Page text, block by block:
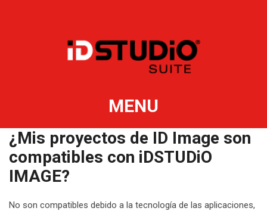
MENU
¿Mis proyectos de ID Image son
compatibles con iDSTUDiO
IMAGE?
No son compatibles debido a la tecnología de las aplicaciones,